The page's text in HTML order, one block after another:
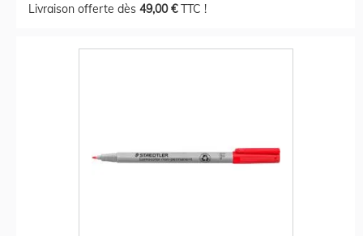
Livraison offerte dès 49,00 €TTC !